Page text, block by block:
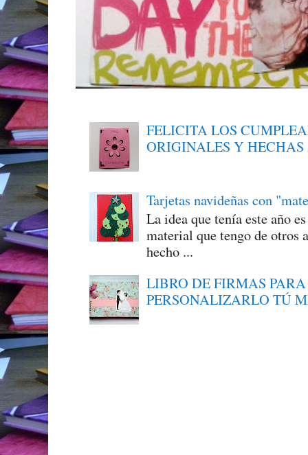
FELICITA LOS
ORIGINALES Y
Tarjetas navideñas con
La idea que tenía este año
material que tengo de otros
hecho ...
LIBRO DE FIRMAS
PERSONALIZARLO TÚ